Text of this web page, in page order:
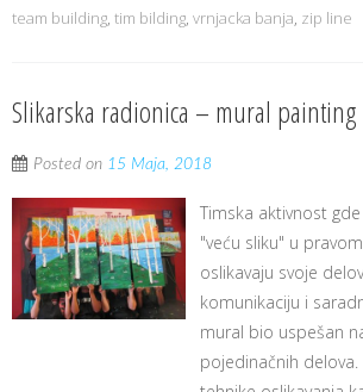
team building, tim bilding, vrnjacka banja, zip line
Slikarska radionica – mural painting
Posted on 15 Maja, 2018
Timska aktivnost
"veću sliku" u
oslikavaju svoje
komunikaciju i
mural bio uspešan
pojedinačnih